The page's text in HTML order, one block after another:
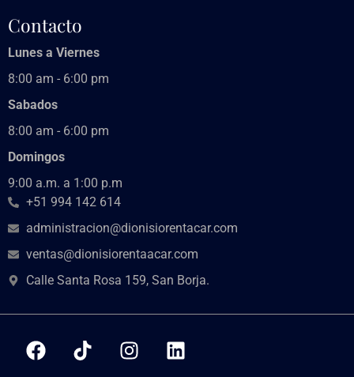
Contacto
Lunes a Viernes
8:00 am - 6:00 pm
Sabados
8:00 am - 6:00 pm
Domingos
9:00 a.m. a 1:00 p.m
+51 994 142 614
administracion@dionisiorentacar.com
ventas@dionisiorentaacar.com
Calle Santa Rosa 159, San Borja.